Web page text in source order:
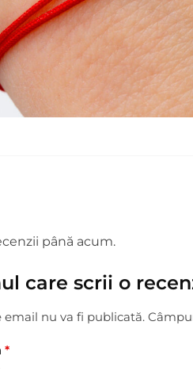
până acum.
care scrii o
email nu va fi publicată.
*